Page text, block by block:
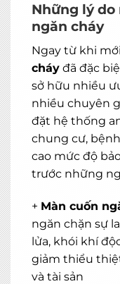
Những lý do
ngăn cháy
Ngay từ khi
cháy đã đặc
sở hữu nhiều
nhiều chuyên
đặt hệ thống
chung cư,
cao mức độ
trước những
+ Màn cuốn
ngăn chặn sự
lửa, khói khí
giảm thiểu
và tài sản